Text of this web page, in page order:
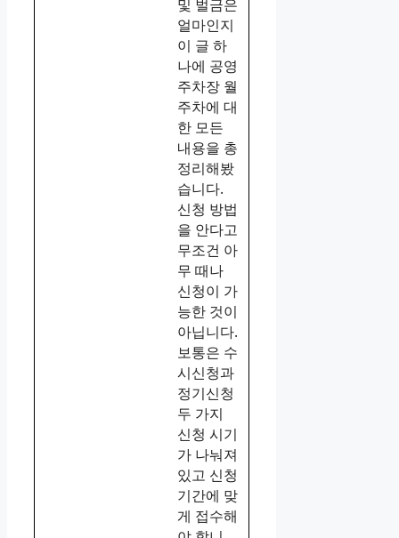
및 벌금은
얼마인지
이 글 하
나에 공영
주차장 월
주차에 대
한 모든
내용을 총
정리해봤
습니다.
신청 방법
을 안다고
무조건 아
무 때나
신청이 가
능한 것이
아닙니다.
보통은 수
시신청과
정기신청
두 가지
신청 시기
가 나눠져
있고 신청
기간에 맞
게 접수해